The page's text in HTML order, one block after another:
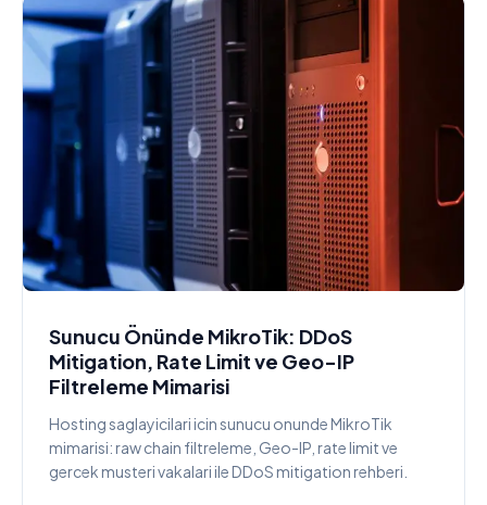
Sunucu Önünde MikroTik: DDoS
Mitigation, Rate Limit ve Geo-IP
Filtreleme Mimarisi
Hosting saglayicilari icin sunucu onunde MikroTik
mimarisi: raw chain filtreleme, Geo-IP, rate limit ve
gercek musteri vakalari ile DDoS mitigation rehberi.